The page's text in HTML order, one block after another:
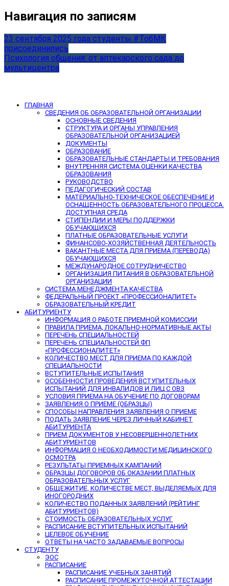
Навигация по записям
23 сентября 2025 года студенты #ТобМК
присоединились
Психология общения: от аптекарского сада до
мультицентра
ГЛАВНАЯ
СВЕДЕНИЯ ОБ ОБРАЗОВАТЕЛЬНОЙ ОРГАНИЗАЦИИ
ОСНОВНЫЕ СВЕДЕНИЯ
СТРУКТУРА И ОРГАНЫ УПРАВЛЕНИЯ
ОБРАЗОВАТЕЛЬНОЙ ОРГАНИЗАЦИЕЙ
ДОКУМЕНТЫ
ОБРАЗОВАНИЕ
ОБРАЗОВАТЕЛЬНЫЕ СТАНДАРТЫ И ТРЕБОВАНИЯ
ВНУТРЕННЯЯ СИСТЕМА ОЦЕНКИ КАЧЕСТВА
ОБРАЗОВАНИЯ
РУКОВОДСТВО
ПЕДАГОГИЧЕСКИЙ СОСТАВ
МАТЕРИАЛЬНО-ТЕХНИЧЕСКОЕ ОБЕСПЕЧЕНИЕ И
ОСНАЩЕННОСТЬ ОБРАЗОВАТЕЛЬНОГО ПРОЦЕССА.
ДОСТУПНАЯ СРЕДА
СТИПЕНДИИ И МЕРЫ ПОДДЕРЖКИ
ОБУЧАЮЩИХСЯ
ПЛАТНЫЕ ОБРАЗОВАТЕЛЬНЫЕ УСЛУГИ
ФИНАНСОВО-ХОЗЯЙСТВЕННАЯ ДЕЯТЕЛЬНОСТЬ
ВАКАНТНЫЕ МЕСТА ДЛЯ ПРИЕМА (ПЕРЕВОДА)
ОБУЧАЮЩИХСЯ
МЕЖДУНАРОДНОЕ СОТРУДНИЧЕСТВО
ОРГАНИЗАЦИЯ ПИТАНИЯ В ОБРАЗОВАТЕЛЬНОЙ
ОРГАНИЗАЦИИ
СИСТЕМА МЕНЕДЖМЕНТА КАЧЕСТВА
ФЕДЕРАЛЬНЫЙ ПРОЕКТ «ПРОФЕССИОНАЛИТЕТ»
ОБРАЗОВАТЕЛЬНЫЙ КРЕДИТ
АБИТУРИЕНТУ
ИНФОРМАЦИЯ О РАБОТЕ ПРИЕМНОЙ КОМИССИИ
ПРАВИЛА ПРИЕМА, ЛОКАЛЬНО-НОРМАТИВНЫЕ АКТЫ
ПЕРЕЧЕНЬ СПЕЦИАЛЬНОСТЕЙ
ПЕРЕЧЕНЬ СПЕЦИАЛЬНОСТЕЙ ФП
«ПРОФЕССИОНАЛИТЕТ»
КОЛИЧЕСТВО МЕСТ ДЛЯ ПРИЕМА ПО КАЖДОЙ
СПЕЦИАЛЬНОСТИ
ВСТУПИТЕЛЬНЫЕ ИСПЫТАНИЯ
ОСОБЕННОСТИ ПРОВЕДЕНИЯ ВСТУПИТЕЛЬНЫХ
ИСПЫТАНИЙ ДЛЯ ИНВАЛИДОВ И ЛИЦ С ОВЗ
УСЛОВИЯ ПРИЕМА НА ОБУЧЕНИЕ ПО ДОГОВОРАМ
ЗАЯВЛЕНИЯ О ПРИЕМЕ (ОБРАЗЦЫ)
СПОСОБЫ НАПРАВЛЕНИЯ ЗАЯВЛЕНИЯ О ПРИЕМЕ
ПОДАТЬ ЗАЯВЛЕНИЕ ЧЕРЕЗ ЛИЧНЫЙ КАБИНЕТ
АБИТУРИЕНТА
ПРИЕМ ДОКУМЕНТОВ У НЕСОВЕРШЕННОЛЕТНИХ
АБИТУРИЕНТОВ
ИНФОРМАЦИЯ О НЕОБХОДИМОСТИ МЕДИЦИНСКОГО
ОСМОТРА
РЕЗУЛЬТАТЫ ПРИЕМНЫХ КАМПАНИЙ
ОБРАЗЦЫ ДОГОВОРОВ ОБ ОКАЗАНИИ ПЛАТНЫХ
ОБРАЗОВАТЕЛЬНЫХ УСЛУГ
ОБЩЕЖИТИЕ, КОЛИЧЕСТВЕ МЕСТ, ВЫДЕЛЯЕМЫХ ДЛЯ
ИНОГОРОДНИХ
КОЛИЧЕСТВО ПОДАННЫХ ЗАЯВЛЕНИЙ (РЕЙТИНГ
АБИТУРИЕНТОВ)
СТОИМОСТЬ ОБРАЗОВАТЕЛЬНЫХ УСЛУГ
РАСПИСАНИЕ ВСТУПИТЕЛЬНЫХ ИСПЫТАНИЙ
ЦЕЛЕВОЕ ОБУЧЕНИЕ
ОТВЕТЫ НА ЧАСТО ЗАДАВАЕМЫЕ ВОПРОСЫ
СТУДЕНТУ
ЭОС
РАСПИСАНИЕ
РАСПИСАНИЕ УЧЕБНЫХ ЗАНЯТИЙ
РАСПИСАНИЕ ПРОМЕЖУТОЧНОЙ АТТЕСТАЦИИ